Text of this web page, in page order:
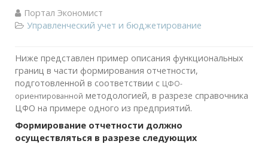
Портал Экономист
Управленческий учет и бюджетирование
Ниже представлен пример описания функциональных
границ в части формирования отчетности,
подготовленной в соответствии с ЦФО-
ориентированной методологией, в разрезе справочника
ЦФО на примере одного из предприятий.
Формирование отчетности должно
осуществляться в разрезе следующих